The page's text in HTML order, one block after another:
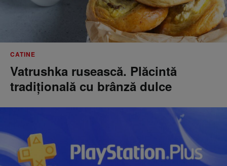
CATINE
Vatrushka rusească. Plăcintă
tradițională cu brânză dulce